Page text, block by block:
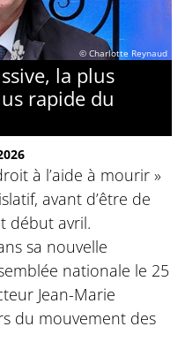
© Charlotte Reynaud
la plus
rapide du
à l’aide à mourir »
avant d’être de
début avril.
sa nouvelle
nationale le 25
Jean-Marie
du mouvement des